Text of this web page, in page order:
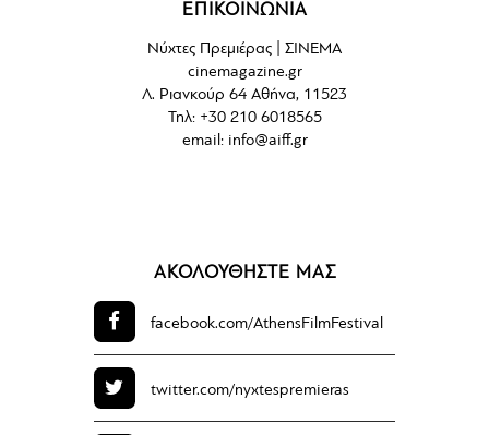
ΕΠΙΚΟΙΝΩΝΙΑ
Νύχτες Πρεμιέρας | ΣΙΝΕΜΑ
cinemagazine.gr
Λ. Ριανκούρ 64 Αθήνα, 11523
Τηλ: +30 210 6018565
email: info@aiff.gr
ΑΚΟΛΟΥΘΗΣΤΕ ΜΑΣ
facebook.com/AthensFilmFestival
twitter.com/nyxtespremieras